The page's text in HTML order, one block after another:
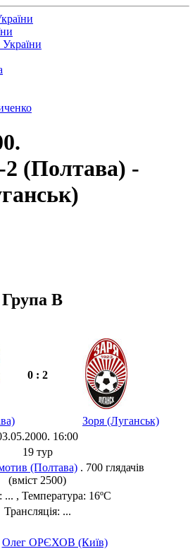
(Полтава) -
Група В
0 : 2
Зоря (Луганськ)
16:00
19 тур
(Полтава) . 700 глядачів
(вміст 2500)
... , Температура: 16ºC
Трансляція: ...
Олег ОРЄХОВ (Київ)